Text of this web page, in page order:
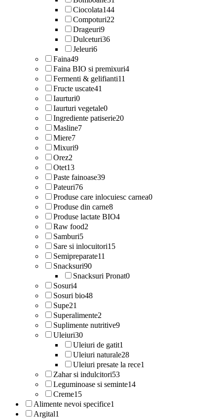
Ciocolata144
Compoturi22
Drageuri9
Dulceturi36
Jeleuri6
Faina49
Faina BIO si premixuri4
Fermenti & gelifianti11
Fructe uscate41
Iaurturi0
Iaurturi vegetale0
Ingrediente patiserie20
Masline7
Miere7
Mixuri9
Orez2
Otet13
Paste fainoase39
Pateuri76
Produse care inlocuiesc carnea0
Produse din carne8
Produse lactate BIO4
Raw food2
Samburi5
Sare si inlocuitori15
Semipreparate11
Snacksuri90
Snacksuri Pronat0
Sosuri4
Sosuri bio48
Supe21
Superalimente2
Suplimente nutritive9
Uleiuri30
Uleiuri de gatit1
Uleiuri naturale28
Uleiuri presate la rece1
Zahar si indulcitori53
Leguminoase si seminte14
Creme15
Alimente nevoi specifice1
Argital1